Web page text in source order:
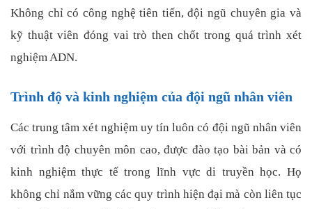
Không chỉ có công nghệ tiên tiến, đội ngũ chuyên gia và
kỹ thuật viên đóng vai trò then chốt trong quá trình xét
nghiệm ADN.
Trình độ và kinh nghiệm của đội ngũ nhân viên
Các trung tâm xét nghiệm uy tín luôn có đội ngũ nhân viên
với trình độ chuyên môn cao, được đào tạo bài bản và có
kinh nghiệm thực tế trong lĩnh vực di truyền học. Họ
không chỉ nắm vững các quy trình hiện đại mà còn liên tục